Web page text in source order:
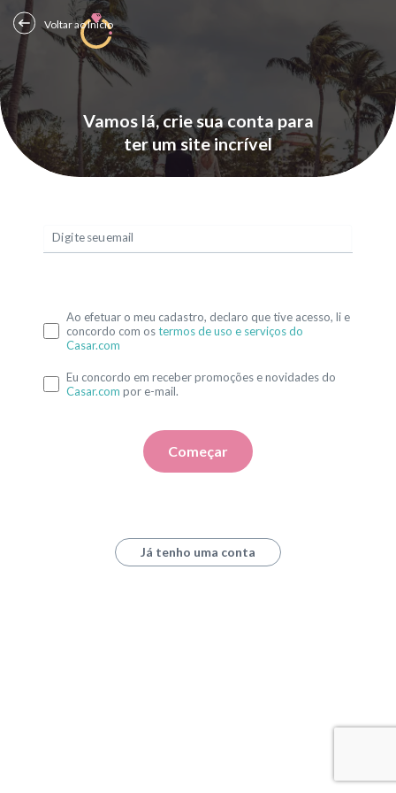
Vamos lá, crie sua conta para
ter um site incrível
Voltar ao Início
Digite seu email
Ao efetuar o meu cadastro, declaro que tive acesso, li e
concordo com ostermos de uso e serviços do
Casar.com
Eu concordo em receber promoções e novidades do
Casar.com por e-mail.
Começar
Já tenho uma conta